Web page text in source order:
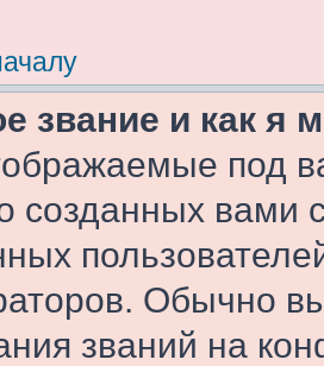
звание и как я
под
созданных
Обычно
званий на